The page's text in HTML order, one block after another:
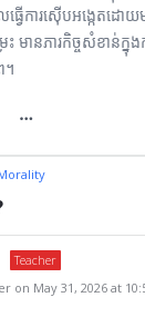
វើការស៊ើបអង្កេតដោ
មានភារកិច្ចសំខាន់ក្នុ
។
Teacher
on May 31, 2026 at